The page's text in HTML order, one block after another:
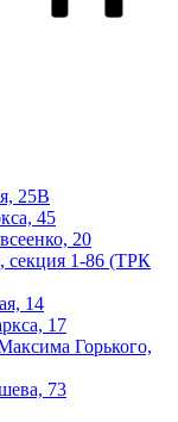
25В
45
20
секция 1-86 (ТРК
14
17
Горького,
73